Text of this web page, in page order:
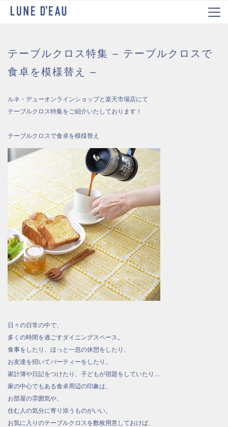
テーブルクロス特集 – テーブルクロスで
食卓を模様替え –
ルネ・デューオンラインショップと楽天市場店にて
テーブルクロス特集をご紹介いたしております！
テーブルクロスで食卓を模様替え
日々の日常の中で、
多くの時間を過ごすダイニングスペース。
食事をしたり、ほっと一息の休憩をしたり、
お友達を招いてパーティーをしたり。
家計簿や日記をつけたり、子どもが宿題をしていたり…
家の中心でもある食卓周辺の印象は、
お部屋の雰囲気や、
住む人の気分に寄り添うものがいい。
お気に入りのテーブルクロスを数枚用意しておけば、